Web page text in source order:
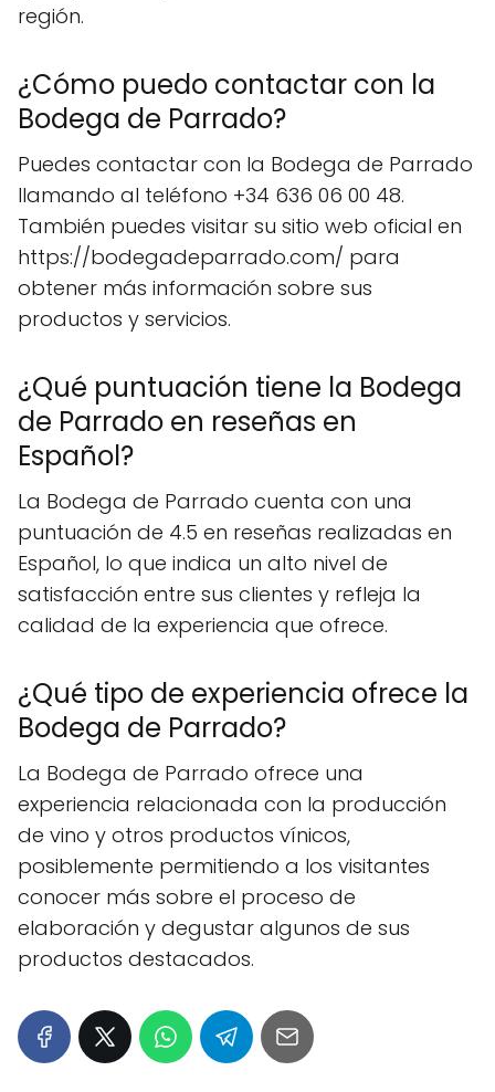
región.
¿Cómo puedo contactar con la
Bodega de Parrado?
Puedes contactar con la Bodega de Parrado
llamando al teléfono +34 636 06 00 48.
También puedes visitar su sitio web oficial en
https://bodegadeparrado.com/ para
obtener más información sobre sus
productos y servicios.
¿Qué puntuación tiene la Bodega
de Parrado en reseñas en
Español?
La Bodega de Parrado cuenta con una
puntuación de 4.5 en reseñas realizadas en
Español, lo que indica un alto nivel de
satisfacción entre sus clientes y refleja la
calidad de la experiencia que ofrece.
¿Qué tipo de experiencia ofrece la
Bodega de Parrado?
La Bodega de Parrado ofrece una
experiencia relacionada con la producción
de vino y otros productos vínicos,
posiblemente permitiendo a los visitantes
conocer más sobre el proceso de
elaboración y degustar algunos de sus
productos destacados.